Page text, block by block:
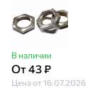
В наличии
От 43 ₽
Цена от 16.07.2026